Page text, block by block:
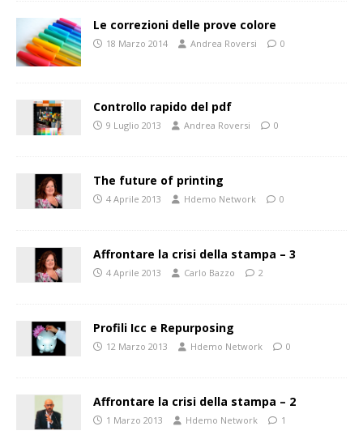
Le correzioni delle prove colore
18 Marzo 2014 Andrea Roversi 0
Controllo rapido del pdf
9 Luglio 2013 Andrea Roversi 0
The future of printing
4 Aprile 2013 Hdemo Network 0
Affrontare la crisi della stampa – 3
4 Aprile 2013 Carlo Bazzo 2
Profili Icc e Repurposing
12 Marzo 2013 Hdemo Network 0
Affrontare la crisi della stampa – 2
1 Marzo 2013 Hdemo Network 1